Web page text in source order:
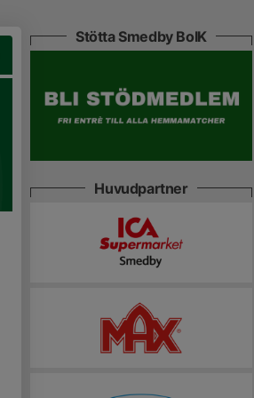
Stötta Smedby BoIK
Huvudpartner